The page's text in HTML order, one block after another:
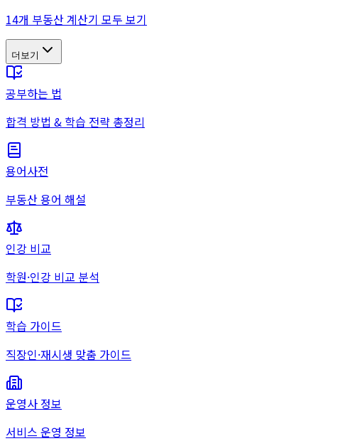
14개 부동산 계산기 모두 보기
더보기
공부하는 법
합격 방법 & 학습 전략 총정리
용어사전
부동산 용어 해설
인강 비교
학원·인강 비교 분석
학습 가이드
직장인·재시생 맞춤 가이드
운영사 정보
서비스 운영 정보